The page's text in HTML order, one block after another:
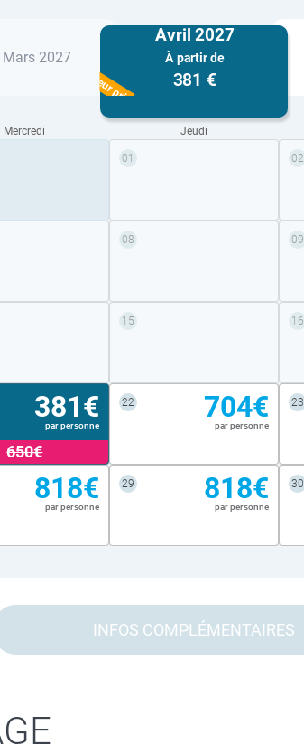
Mars 2027
Avril 2027
À partir de
381 €
Meilleur prix
Mercredi Jeudi
01 02
08 09
15 16
381€
par personne
650€
22 704€
par personne
23
818€
par personne
29 818€
par personne
30
INFOS COMPLÉMENTAIRES